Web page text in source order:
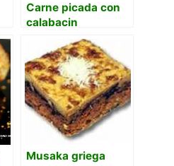
Carne picada con
calabacin
Musaka griega